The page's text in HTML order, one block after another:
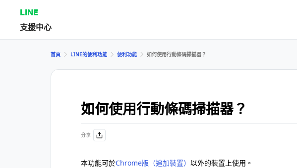
LINE
支援中心
首頁 LINE的便利功能 便利功能 如何使用行動條碼掃描器？
如何使用行動條碼掃描器？
分享
本功能可於Chrome版（追加裝置） 以外的裝置上使用。